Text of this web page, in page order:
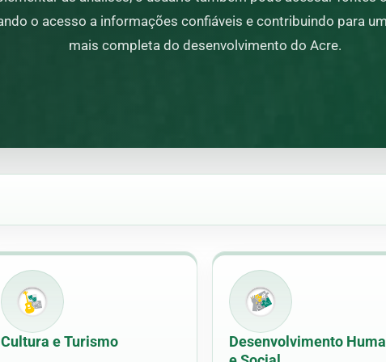
o acesso a informações confiáveis e contribuindo para
mais completa do desenvolvimento do Acre.
Cultura e Turismo
Desenvolvimento